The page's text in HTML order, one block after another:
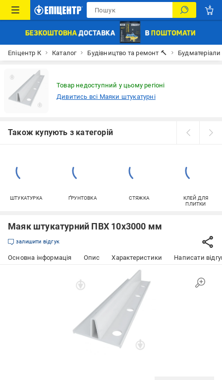
Епіцентр К Каталог Будівництво та ремонт 🔨 Будматеріали
Товар недоступний у цьому регіоні
Дивитись всі Маяки штукатурні
Також купують з категорій
ШТУКАТУРКА ҐРУНТОВКА СТЯЖКА
КЛЕЙ ДЛЯ
ПЛИТКИ
Маяк штукатурний ПВХ 10x3000 мм
залишити відгук
Основна інформація Опис Характеристики Написати